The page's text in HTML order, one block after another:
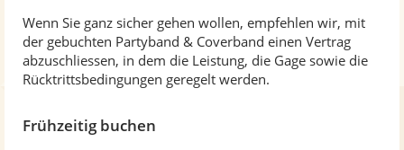
Wenn Sie ganz sicher gehen wollen, empfehlen wir, mit
der gebuchten Partyband & Coverband einen Vertrag
abzuschliessen, in dem die Leistung, die Gage sowie die
Rücktrittsbedingungen geregelt werden.
Frühzeitig buchen